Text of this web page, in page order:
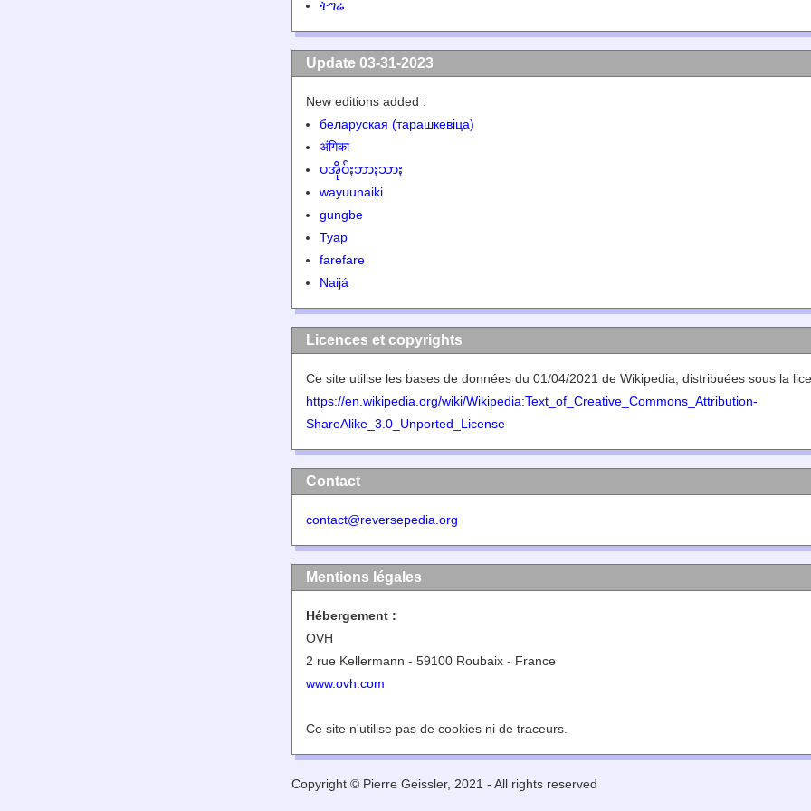
ትግሬ
Update 03-31-2023
New editions added :
беларуская (тарашкевіца)
अंगिका
ပအိုဝ်ႏဘာႏသာႏ
wayuunaiki
gungbe
Tyap
farefare
Naijá
Licences et copyrights
Ce site utilise les bases de données du 01/04/2021 de Wikipedia, distribuées sous la
https://en.wikipedia.org/wiki/Wikipedia:Text_of_Creative_Commons_Attribution-
ShareAlike_3.0_Unported_License
Contact
contact@reversepedia.org
Mentions légales
Hébergement :
OVH
2 rue Kellermann - 59100 Roubaix - France
www.ovh.com
Ce site n'utilise pas de cookies ni de traceurs.
Copyright © Pierre Geissler, 2021 - All rights reserved